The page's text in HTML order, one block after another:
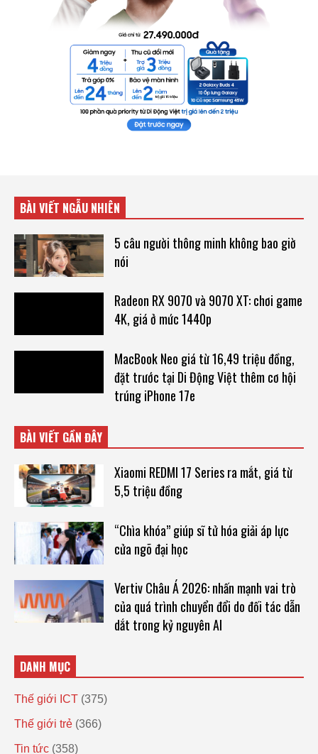
BÀI VIẾT NGẪU NHIÊN
5 câu người thông minh không bao giờ
nói
Radeon RX 9070 và 9070 XT: chơi game
4K, giá ở mức 1440p
MacBook Neo giá từ 16,49 triệu đồng,
đặt trước tại Di Động Việt thêm cơ hội
trúng iPhone 17e
BÀI VIẾT GẦN ĐÂY
Xiaomi REDMI 17 Series ra mắt, giá từ
5,5 triệu đồng
“Chìa khóa” giúp sĩ tử hóa giải áp lực
cửa ngõ đại học
Vertiv Châu Á 2026: nhấn mạnh vai trò
của quá trình chuyển đổi do đối tác dẫn
dắt trong kỷ nguyên AI
DANH MỤC
Thế giới ICT (375)
Thế giới trẻ (366)
Tin tức (358)